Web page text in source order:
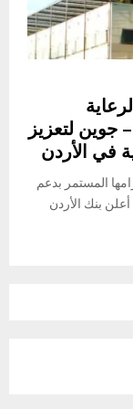
– جوين لتعزيز
في الأردن
المستمر بدعم
أعلن بنك الأردن